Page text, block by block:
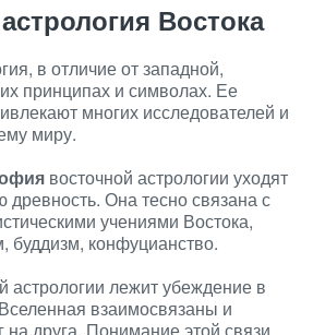
Востока
в отличие от западной,
принципах и символах. Ее
многих исследователей и
миру.
восточной астрологии уходят
древность. Она тесно связана с
учениями Востока,
буддизм, конфуцианство.
астрологии лежит убеждение в
взаимосвязаны и